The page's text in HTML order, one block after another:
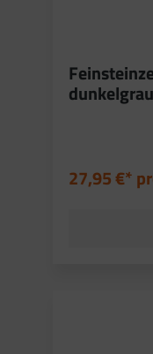
27,95 €*